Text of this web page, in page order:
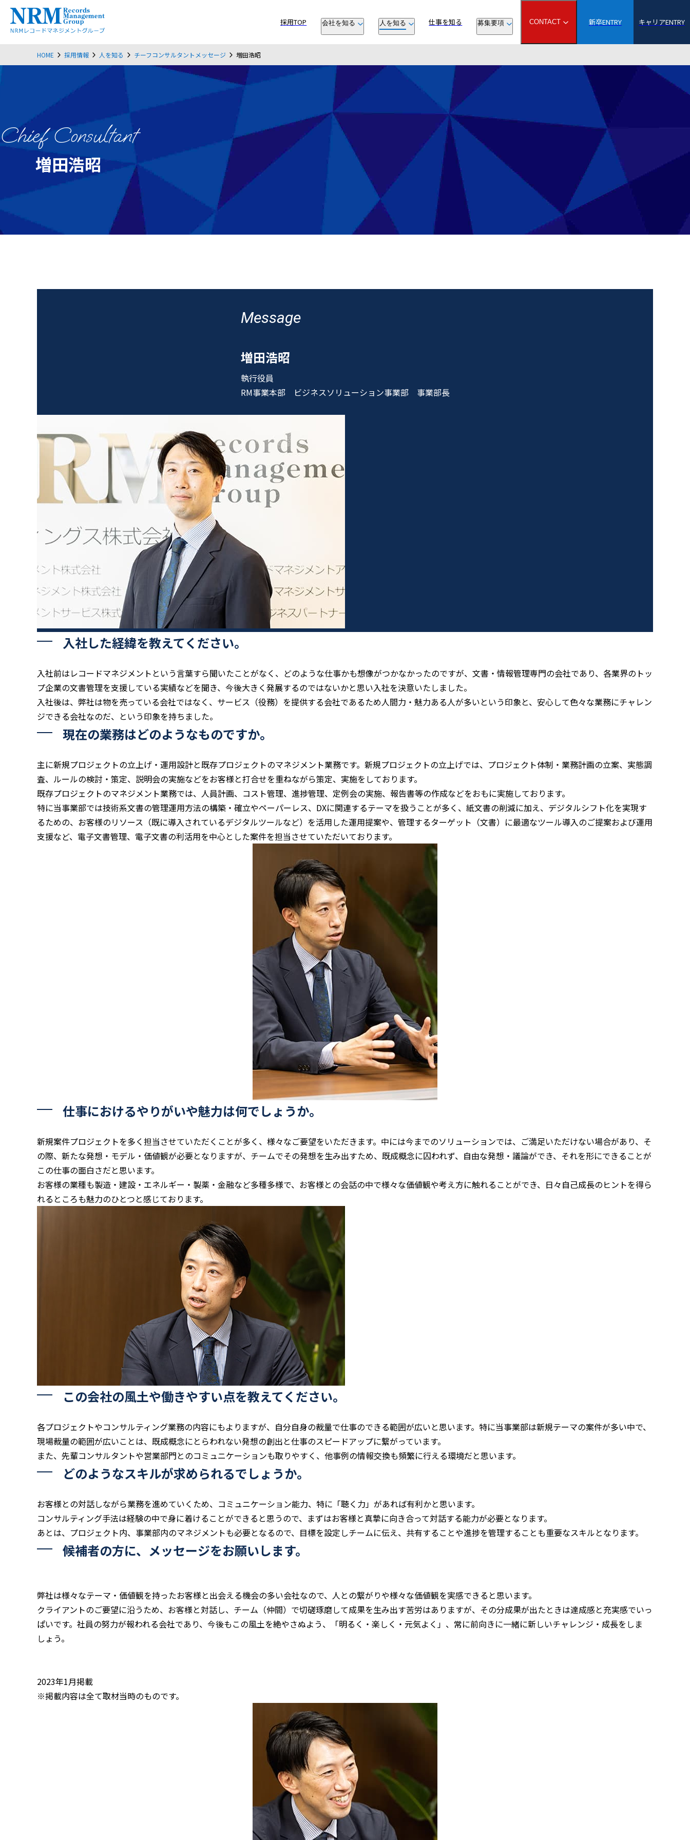
採用TOP 会社を知る 人を知る 仕事を知る 募集要項 CONTACT 新卒ENTRY キャリアENTRY
HOME 採用情報 人を知る チーフコンサルタントメッセージ 増田浩昭
Chief Consultant
増田浩昭
Message
増田浩昭
執行役員
RM事業本部 ビジネスソリューション事業部 事業部長
入社した経緯を教えてください。
入社前はレコードマネジメントという言葉すら聞いたことがなく、どのような仕事かも想像がつかなかったのですが、文書・情報管理専門の会社であり、各業界のトッ
プ企業の文書管理を支援している実績などを聞き、今後大きく発展するのではないかと思い入社を決意いたしました。
入社後は、弊社は物を売っている会社ではなく、サービス（役務）を提供する会社であるため人間力・魅力ある人が多いという印象と、安心して色々な業務にチャレン
ジできる会社なのだ、という印象を持ちました。
現在の業務はどのようなものですか。
主に新規プロジェクトの立上げ・運用設計と既存プロジェクトのマネジメント業務です。新規プロジェクトの立上げでは、プロジェクト体制・業務計画の立案、実態調
査、ルールの検討・策定、説明会の実施などをお客様と打合せを重ねながら策定、実施をしております。
既存プロジェクトのマネジメント業務では、人員計画、コスト管理、進捗管理、定例会の実施、報告書等の作成などをおもに実施しております。
特に当事業部では技術系文書の管理運用方法の構築・確立やペーパーレス、DXに関連するテーマを扱うことが多く、紙文書の削減に加え、デジタルシフト化を実現す
るための、お客様のリソース（既に導入されているデジタルツールなど）を活用した運用提案や、管理するターゲット（文書）に最適なツール導入のご提案および運用
支援など、電子文書管理、電子文書の利活用を中心とした案件を担当させていただいております。
仕事におけるやりがいや魅力は何でしょうか。
新規案件プロジェクトを多く担当させていただくことが多く、様々なご要望をいただきます。中には今までのソリューションでは、ご満足いただけない場合があり、そ
の際、新たな発想・モデル・価値観が必要となりますが、チームでその発想を生み出すため、既成概念に囚われず、自由な発想・議論ができ、それを形にできることが
この仕事の面白さだと思います。
お客様の業種も製造・建設・エネルギー・製薬・金融など多種多様で、お客様との会話の中で様々な価値観や考え方に触れることができ、日々自己成長のヒントを得ら
れるところも魅力のひとつと感じております。
この会社の風土や働きやすい点を教えてください。
各プロジェクトやコンサルティング業務の内容にもよりますが、自分自身の裁量で仕事のできる範囲が広いと思います。特に当事業部は新規テーマの案件が多い中で、
現場裁量の範囲が広いことは、既成概念にとらわれない発想の創出と仕事のスピードアップに繋がっています。
また、先輩コンサルタントや営業部門とのコミュニケーションも取りやすく、他事例の情報交換も頻繁に行える環境だと思います。
どのようなスキルが求められるでしょうか。
お客様との対話しながら業務を進めていくため、コミュニケーション能力、特に「聴く力」があれば有利かと思います。
コンサルティング手法は経験の中で身に着けることができると思うので、まずはお客様と真摯に向き合って対話する能力が必要となります。
あとは、プロジェクト内、事業部内のマネジメントも必要となるので、目標を設定しチームに伝え、共有することや進捗を管理することも重要なスキルとなります。
候補者の方に、メッセージをお願いします。
弊社は様々なテーマ・価値観を持ったお客様と出会える機会の多い会社なので、人との繋がりや様々な価値観を実感できると思います。
クライアントのご要望に沿うため、お客様と対話し、チーム（仲間）で切磋琢磨して成果を生み出す苦労はありますが、その分成果が出たときは達成感と充実感でいっ
ぱいです。社員の努力が報われる会社であり、今後もこの風土を絶やさぬよう、「明るく・楽しく・元気よく」、常に前向きに一緒に新しいチャレンジ・成長をしま
しょう。
2023年1月掲載
※掲載内容は全て取材当時のものです。